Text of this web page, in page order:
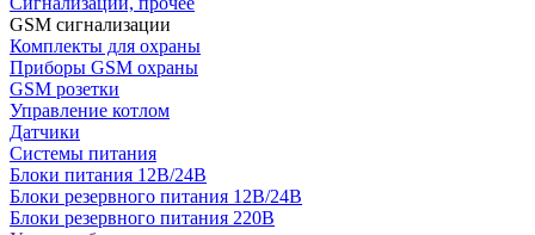
GSM сигнализации
Комплекты для охраны
Приборы GSM охраны
GSM розетки
Управление котлом
Датчики
Системы питания
Блоки питания 12В/24В
Блоки резервного питания 12В/24В
Блоки резервного питания 220В